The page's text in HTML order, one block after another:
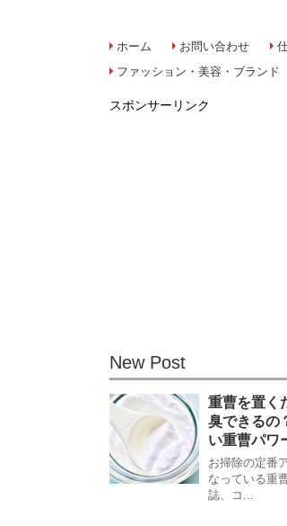
ホーム お問い合わせ
ファッション・美容・ブランド
スポンサーリンク
New Post
重曹を置く
臭できるの
い重曹パワ
お掃除の定番
なっている重
誌、コ...